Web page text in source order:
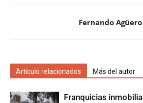
Fernando Agüero
Artículo relacionados Más del autor
Franquicias